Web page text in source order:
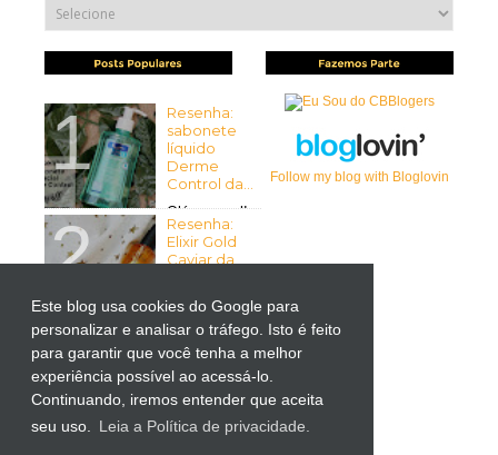
Este blog usa cookies do Google para
personalizar e analisar o tráfego. Isto é feito
para garantir que você tenha a melhor
experiência possível ao acessá-lo.
Continuando, iremos entender que aceita
seu uso.
Leia a Política de privacidade.
Resenha:
sabonete
líquido
Derme
Control da...
Olá pessoal!
Tudo bem com vocês? Espero
que sim ...
Resenha:
Elixir Gold
Caviar da
Olá pessoal!
Tudo bem
com vocês? Espero que sim! ...
Resenha:
Liftactiv
Supreme
da Vichy
por Kutiz...
Follow my blog with Bloglovin